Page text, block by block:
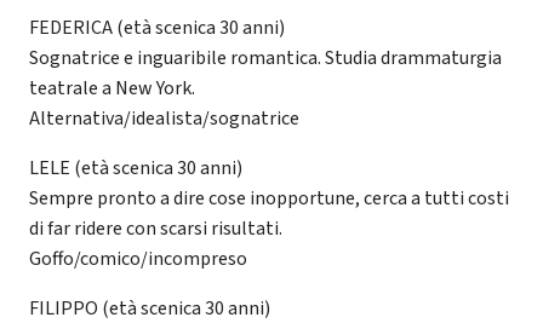
FEDERICA (età scenica 30 anni)
Sognatrice e inguaribile romantica. Studia drammaturgia
teatrale a New York.
Alternativa/idealista/sognatrice
LELE (età scenica 30 anni)
Sempre pronto a dire cose inopportune, cerca a tutti costi
di far ridere con scarsi risultati.
Goffo/comico/incompreso
FILIPPO (età scenica 30 anni)